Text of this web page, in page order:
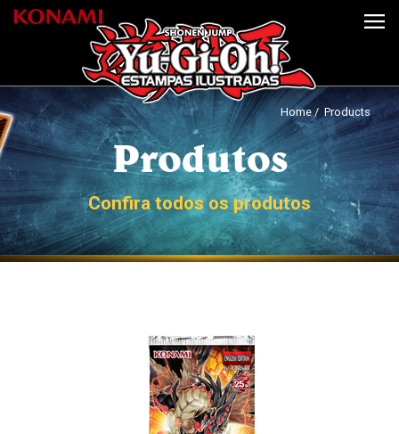
Home/ Products
Produtos
Confira todos os produtos